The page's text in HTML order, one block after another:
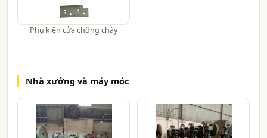
Phụ kiện cửa chống cháy
Nhà xưởng và máy móc